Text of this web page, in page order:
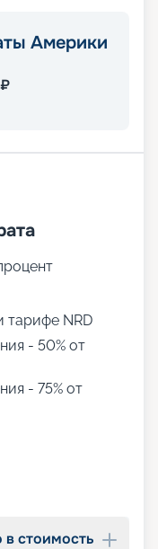
доступного Wi-
захватывающих
предлагает
в
круизное
лайнера
мироздание
технологий,
вам
на нашем
описание и
отзывы.
Америки
₽
тарифе NRD
- 50% от
- 75% от
стоимость